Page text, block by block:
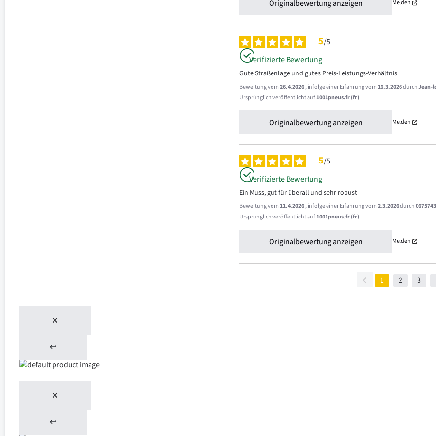
Originalbewertung anzeigen Melden
5/5
Verifizierte Bewertung
Gute Straßenlage und gutes Preis-Leistungs-Verhältnis
Bewertung vom26.4.2026, infolge einer Erfahrung vom16.3.2026durchJean-
Ursprünglich veröffentlicht auf1001pneus.fr (fr)
Originalbewertung anzeigen Melden
5/5
Verifizierte Bewertung
Ein Muss, gut für überall und sehr robust
Bewertung vom11.4.2026, infolge einer Erfahrung vom2.3.2026durch
Ursprünglich veröffentlicht auf1001pneus.fr (fr)
Originalbewertung anzeigen Melden
1 2 3